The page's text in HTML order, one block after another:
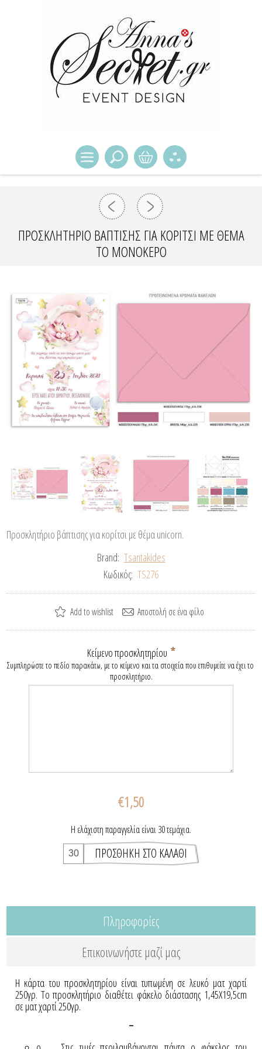
ΠΡΟΣΚΛΗΤΉΡΙΟ ΒΆΠΤΙΣΗΣ ΓΙΑ ΚΟΡΊΤΣΙ ΜΕ ΘΈΜΑ
ΤΟ ΜΟΝΌΚΕΡΟ
Προσκλητήριο βάπτισης για κορίτσι με θέμα unicorn.
Brand: Tsantakides
Κωδικός: TS276
Κείμενο προσκλητηρίου *
Συμπληρώστε το πεδίο παρακάτω, με το κείμενο και τα στοιχεία που επιθυμείτε να έχει το
προσκλητήριο.
€1,50
Η ελάχιστη παραγγελία είναι 30 τεμάχια.
Πληροφορίες
Επικοινωνήστε μαζί μας
Η κάρτα του προσκλητηρίου είναι τυπωμένη σε λευκό ματ χαρτί
250γρ. Το προσκλητήριο διαθέτει φάκελο διάστασης 1,45X19,5cm
σε ματ χαρτί 250γρ.
-